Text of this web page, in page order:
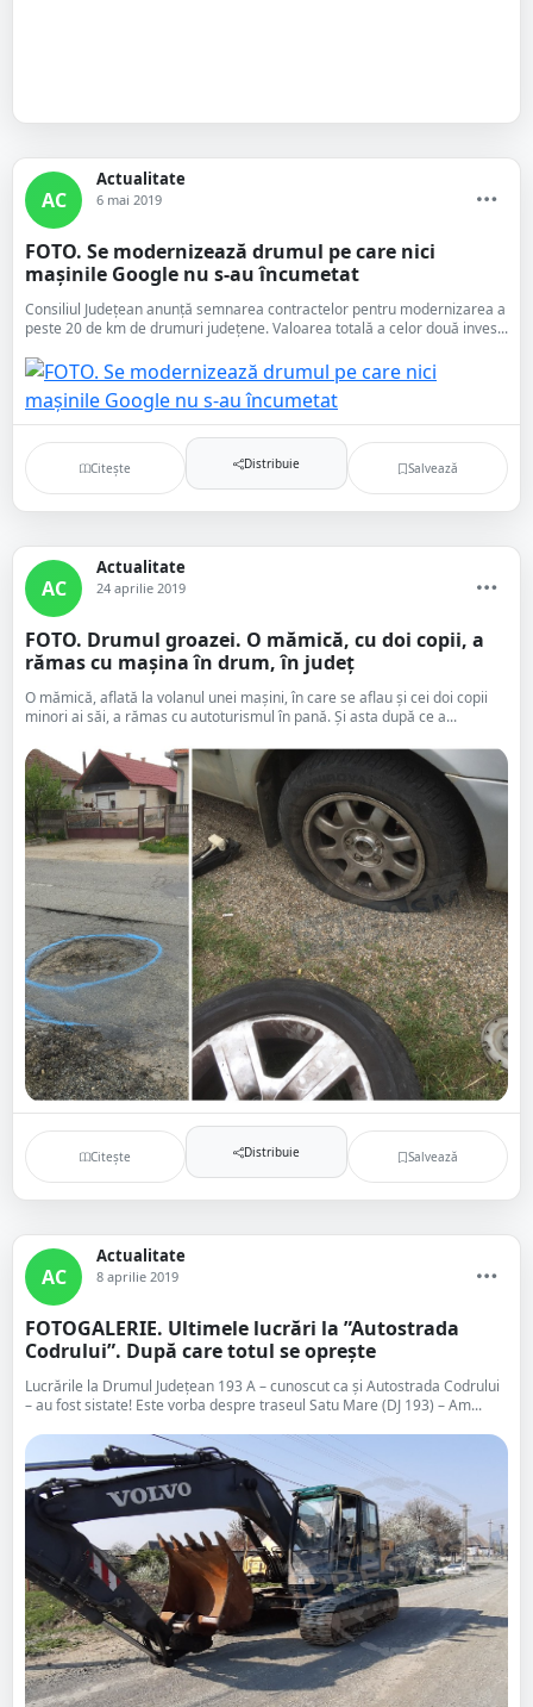
AC
Actualitate
6 mai 2019
FOTO. Se modernizează drumul pe care nici
mașinile Google nu s-au încumetat
Consiliul Județean anunță semnarea contractelor pentru modernizarea a
peste 20 de km de drumuri județene. Valoarea totală a celor două inves...
Citește Distribuie Salvează
AC
Actualitate
24 aprilie 2019
FOTO. Drumul groazei. O mămică, cu doi copii, a
rămas cu mașina în drum, în județ
O mămică, aflată la volanul unei mașini, în care se aflau și cei doi copii
minori ai săi, a rămas cu autoturismul în pană. Și asta după ce a...
Citește Distribuie Salvează
AC
Actualitate
8 aprilie 2019
FOTOGALERIE. Ultimele lucrări la ”Autostrada
Codrului”. După care totul se oprește
Lucrările la Drumul Județean 193 A – cunoscut ca și Autostrada Codrului
– au fost sistate! Este vorba despre traseul Satu Mare (DJ 193) – Am...